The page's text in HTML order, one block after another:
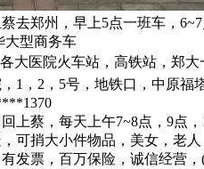
去郑州，早上5点一班车，
大型商务车
大医院火车站，高铁站，郑
1，2，5号，地铁口，中原福
回上蔡，每天上午7~8点，9点
，可捎大小件物品，美女，老
发票，百万保险，诚信经营